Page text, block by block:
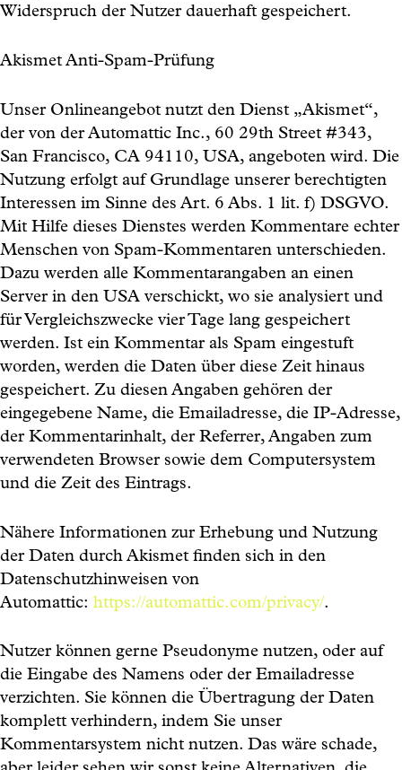
Widerspruch der Nutzer dauerhaft gespeichert.
Akismet Anti-Spam-Prüfung
Unser Onlineangebot nutzt den Dienst „Akismet“,
der von der Automattic Inc., 60 29th Street #343,
San Francisco, CA 94110, USA, angeboten wird. Die
Nutzung erfolgt auf Grundlage unserer berechtigten
Interessen im Sinne des Art. 6 Abs. 1 lit. f) DSGVO.
Mit Hilfe dieses Dienstes werden Kommentare echter
Menschen von Spam-Kommentaren unterschieden.
Dazu werden alle Kommentarangaben an einen
Server in den USA verschickt, wo sie analysiert und
für Vergleichszwecke vier Tage lang gespeichert
werden. Ist ein Kommentar als Spam eingestuft
worden, werden die Daten über diese Zeit hinaus
gespeichert. Zu diesen Angaben gehören der
eingegebene Name, die Emailadresse, die IP-Adresse,
der Kommentarinhalt, der Referrer, Angaben zum
verwendeten Browser sowie dem Computersystem
und die Zeit des Eintrags.
Nähere Informationen zur Erhebung und Nutzung
der Daten durch Akismet finden sich in den
Datenschutzhinweisen von
Automattic: https://automattic.com/privacy/.
Nutzer können gerne Pseudonyme nutzen, oder auf
die Eingabe des Namens oder der Emailadresse
verzichten. Sie können die Übertragung der Daten
komplett verhindern, indem Sie unser
Kommentarsystem nicht nutzen. Das wäre schade,